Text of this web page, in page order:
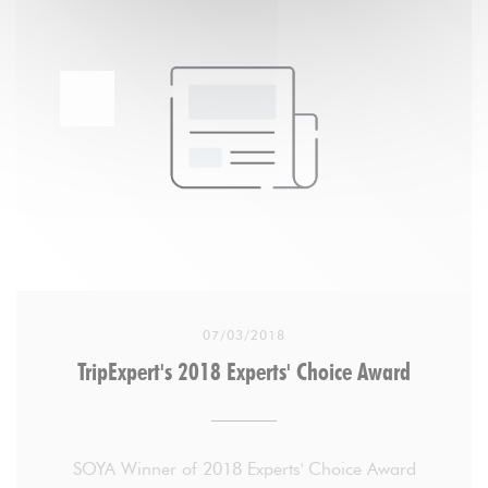
instantly satisfied to see the crowd of happy diners
smiling between bites of delicious plant-based
cuisine.
07/03/2018
TripExpert's 2018 Experts' Choice Award
SOYA Winner of 2018 Experts' Choice Award